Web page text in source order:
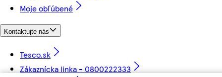
Moje obľúbené
Kontaktujte nás
Tesco.sk
Zákaznícka linka - 0800222333